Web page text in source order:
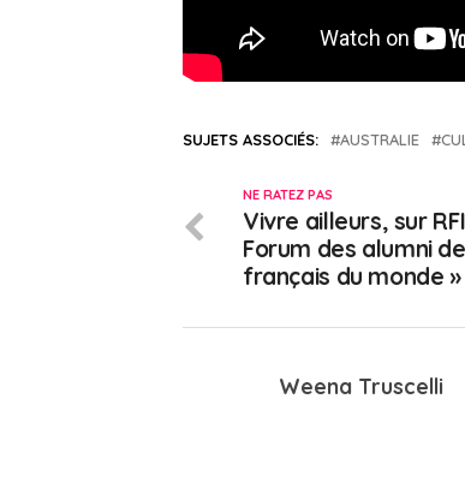
SUJETS ASSOCIÉS: AUSTRALIE
NE RATEZ PAS
Vivre ailleurs, sur
Forum des alumni
français du monde »
Weena Truscelli